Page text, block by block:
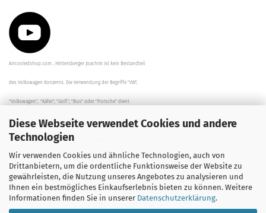
Diese Webseite verwendet Cookies und andere
Technologien
Wir verwenden Cookies und ähnliche Technologien, auch von
Drittanbietern, um die ordentliche Funktionsweise der Website zu
gewährleisten, die Nutzung unseres Angebotes zu analysieren und
Ihnen ein bestmögliches Einkaufserlebnis bieten zu können. Weitere
Informationen finden Sie in unserer Datenschutzerklärung.
Aircooledshop.com , Hintersberger Joachim ist kein Bestandteil
des Volkswagen Konzerns. Die Verwendung der Begriffe "VW",
"Volkswagen", "Käfer", "Golf", "Bus" oder "Porsche" dient
der Beschreibung der Teile und stellt in keinem Fall eine direkte
Verbindung zu dem Unternehmen "Volkswagen" her/da.
Die Beschreibungen, Zeichnungen und Angaben zur
Verwendung sind sorgfältig überprüft worden.